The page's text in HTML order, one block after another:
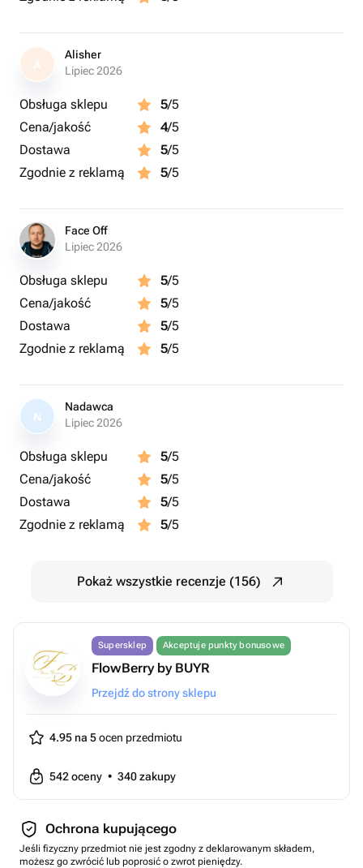
A
Alisher
Lipiec 2026
Obsługa sklepu 5/5
Cena/jakość
4/5
Dostawa
5/5
Zgodnie z reklamą
5/5
Face Off
Lipiec 2026
Obsługa sklepu 5/5
Cena/jakość
5/5
Dostawa
5/5
Zgodnie z reklamą
5/5
N
Nadawca
Lipiec 2026
Obsługa sklepu 5/5
Cena/jakość
5/5
Dostawa
5/5
Zgodnie z reklamą
5/5
Pokaż wszystkie recenzje (156)
Supersklep Akceptuje punkty bonusowe
FlowBerry by BUYR
Przejdź do strony sklepu
4.95 na 5ocen przedmiotu
542oceny • 340zakupy
Ochrona kupującego
Jeśli fizyczny przedmiot nie jest zgodny z deklarowanym składem,
możesz go zwrócić lub poprosić o zwrot pieniędzy.